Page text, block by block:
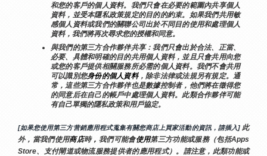
和您的客戶的個人資料。我們只會在必要的範圍內共享個人
資料，並受本隱私政策規定的目的的約束。如果我們共用敏
感個人資料或我們的關聯公司出於不同目的使用和處理個人
資料，我們將再次尋求您的授權和同意。
與我們的第三方合作夥伴共享：我們只會出於合法、正當、
必要、具體和明確的目的共用個人資料，並且只會共用向您
或您的客戶提供相關服務所必需的個人資料。我們不會共用
可以識別您身份的個人資料，除非法律或法規另有規定。通
常，這些第三方合作夥伴也是數據控制者，他們將在徵得您
的同意后在自己的帳戶中處理個人資料。此類合作夥伴可能
有自己單獨的隱私政策和用戶協定。
[如果您使用第三方营銷應用程式蒐集有關您商店上買家活動的資訊，請插入] 此
外，當我們使用商店時， 我們可能會使用第三方功能或服務（包括Apps
Store、支付閘道或物流服務提供者的應用程式）。請注意，此類功能或